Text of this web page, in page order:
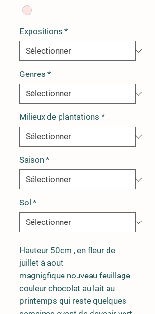
Expositions *
Genres *
Milieux de plantations *
Saison *
Sol *
Hauteur 50cm , en fleur de
juillet à aout
magnigfique nouveau feuillage
couleur chocolat au lait au
printemps qui reste quelques